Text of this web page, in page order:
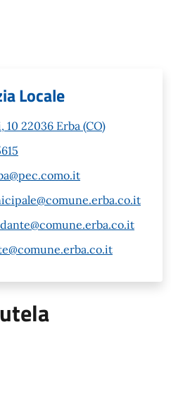
Locale
10 22036 Erba (CO)